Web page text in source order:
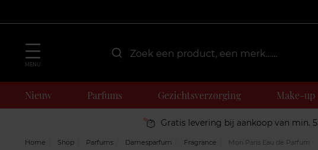
MENU
Nieuw Parfums Gezichtsverzorging Make-up
Gratis levering bij aankoop van min.
Home Shop Parfums Damesparfum Fragrance Mon Paris Eau de Parfum